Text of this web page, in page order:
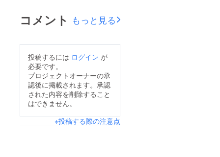
コメント もっと見る
投稿するには ログイン が
必要です。
プロジェクトオーナーの承
認後に掲載されます。承認
された内容を削除すること
はできません。
※投稿する際の注意点